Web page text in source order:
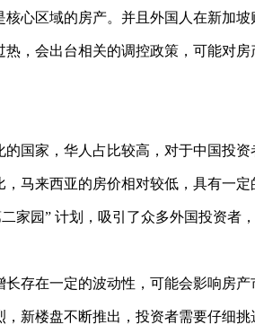
心区域的房产。并且外国人在新加
，会出台相关的调控政策，可能对
国家，华人占比较高，对于中国投
马来西亚的房价相对较低，具有一
家园” 计划，吸引了众多外国投资者
存在一定的波动性，可能会影响房产
新楼盘不断推出，投资者需要仔细挑